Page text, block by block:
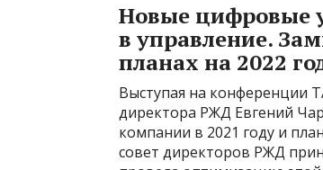
Новые цифровые
в управление.
планах на 2022
Выступая на конференции
директора РЖД Евгений
компании в 2021 году и
совет директоров РЖД